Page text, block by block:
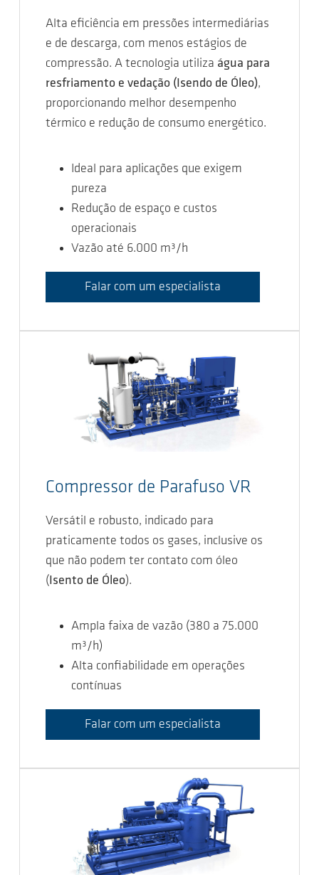
Alta eficiência em pressões intermediárias
e de descarga, com menos estágios de
compressão. A tecnologia utiliza água para
resfriamento e vedação (Isendo de Óleo),
proporcionando melhor desempenho
térmico e redução de consumo energético.
Ideal para aplicações que exigem
pureza
Redução de espaço e custos
operacionais
Vazão até 6.000 m³/h
Falar com um especialista
Compressor de Parafuso VR
Versátil e robusto, indicado para
praticamente todos os gases, inclusive os
que não podem ter contato com óleo
( Isento de Óleo).
Ampla faixa de vazão (380 a 75.000
m³/h)
Alta confiabilidade em operações
contínuas
Falar com um especialista